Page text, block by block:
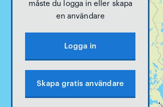
måste du logga in eller skapa
en användare
Logga in
Skapa gratis användare